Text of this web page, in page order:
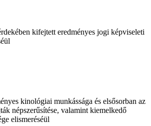
kifejtett eredményes jogi képviseleti
kinológiai munkássága és elsősorban az
népszerűsítése, valamint kiemelkedő
elismeréséül